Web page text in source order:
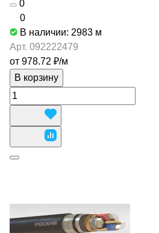
0
0
В наличии: 2983 м
Арт. 092222479
от 978.72 ₽/м
В корзину